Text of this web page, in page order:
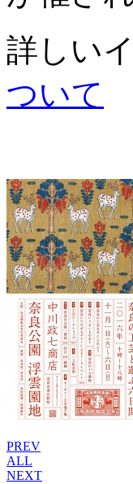
詳しい
ついて
PREV
ALL
NEXT